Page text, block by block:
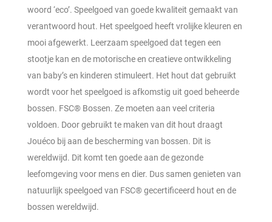
woord ‘eco’. Speelgoed van goede kwaliteit gemaakt van
verantwoord hout. Het speelgoed heeft vrolijke kleuren en
mooi afgewerkt. Leerzaam speelgoed dat tegen een
stootje kan en de motorische en creatieve ontwikkeling
van baby’s en kinderen stimuleert. Het hout dat gebruikt
wordt voor het speelgoed is afkomstig uit goed beheerde
bossen. FSC® Bossen. Ze moeten aan veel criteria
voldoen. Door gebruikt te maken van dit hout draagt
Jouéco bij aan de bescherming van bossen. Dit is
wereldwijd. Dit komt ten goede aan de gezonde
leefomgeving voor mens en dier. Dus samen genieten van
natuurlijk speelgoed van FSC® gecertificeerd hout en de
bossen wereldwijd.